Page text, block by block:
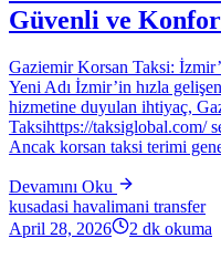
Güvenli ve
Gaziemir Korsan Taksi:
Yeni Adı İzmir’in hızla
hizmetine duyulan ihtiyaç,
Taksihttps://taksiglobal.com/
Ancak korsan taksi terimi
Devamını Oku
kusadasi havalimani transfer
April 28, 2026
2 dk okuma